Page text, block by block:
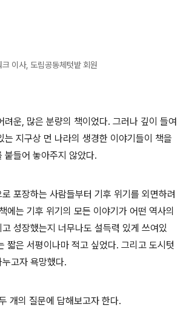
이사, 도림공동체텃밭 회원
려운, 많은 분량의 책이었다. 그러나 깊이 들여
는 지구상 먼 나라의 생경한 이야기들이 책을
붙들어 놓아주지 않았다.
포장하는 사람들부터 기후 위기를 외면하려
에는 기후 위기의 모든 이야기가 어떤 역사의
성장했는지 너무나도 설득력 있게 쓰여있
짧은 서평이나마 적고 싶었다. 그리고 도시텃
고자 욕망했다.
개의 질문에 답해보고자 한다.